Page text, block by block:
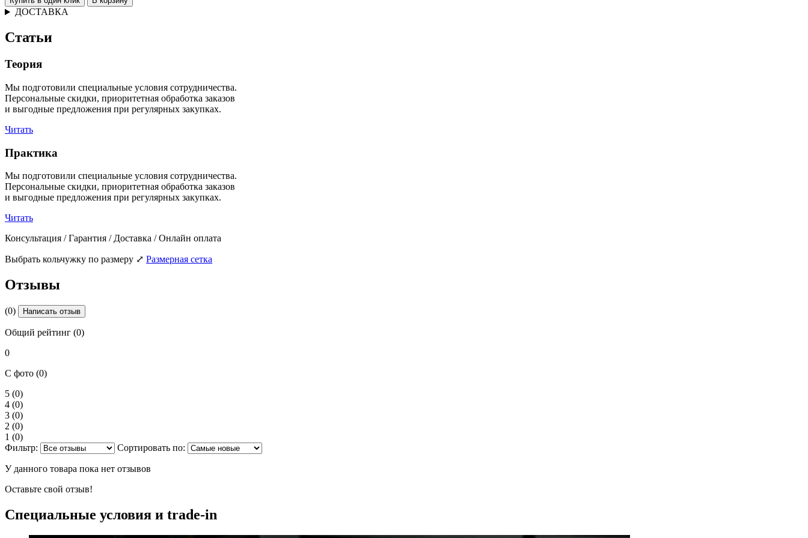
ДОСТАВКА
Статьи
Теория
Мы подготовили специальные условия сотрудничества.
Персональные скидки, приоритетная обработка заказов
и выгодные предложения при регулярных закупках.
Читать
Практика
Мы подготовили специальные условия сотрудничества.
Персональные скидки, приоритетная обработка заказов
и выгодные предложения при регулярных закупках.
Читать
Консультация / Гарантия / Доставка / Онлайн оплата
Выбрать кольчужку по размеру ⤢ Размерная сетка
Отзывы
(0) Написать отзыв
Общий рейтинг (0)
0
С фото (0)
5 (0)
4 (0)
3 (0)
2 (0)
1 (0)
Фильтр:
Сортировать по:
У данного товара пока нет отзывов
Оставьте свой отзыв!
Специальные условия и trade-in